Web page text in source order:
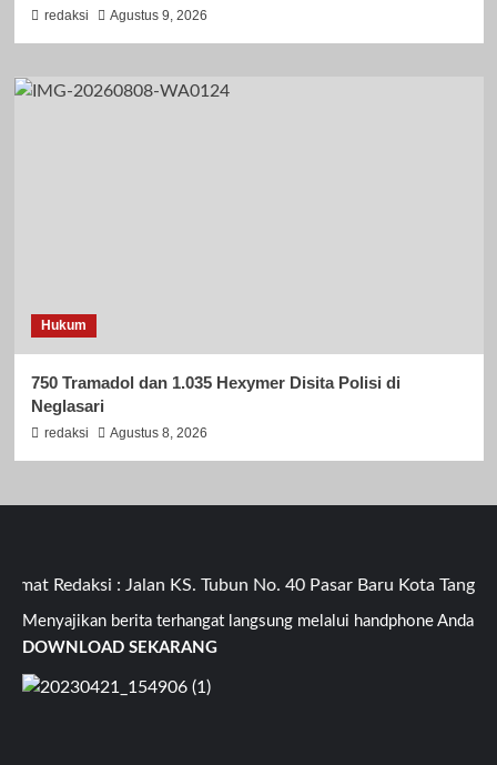
redaksi Agustus 9, 2026
Hukum
750 Tramadol dan 1.035 Hexymer Disita Polisi di
Neglasari
redaksi Agustus 8, 2026
Redaksi : Jalan KS. Tubun No. 40 Pasar Baru Kota
Menyajikan berita terhangat langsung melalui handphone Anda
DOWNLOAD SEKARANG